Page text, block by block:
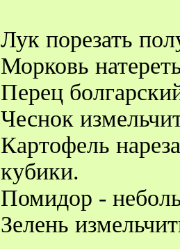
Лук порезать
Морковь
Перец
Чеснок
Картофель
кубики.
Помидор -
Зелень